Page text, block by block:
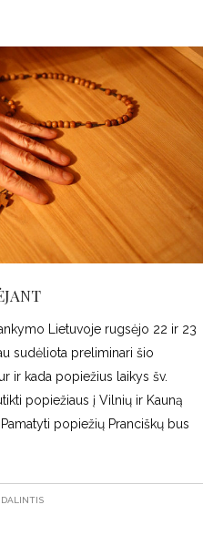
Lietuvoje rugsėjo 22 ir 23
sudėliota preliminari šio
ir kada popiežius laikys šv.
popiežiaus į Vilnių ir Kauną
popiežių Pranciškų bus
DALINTIS